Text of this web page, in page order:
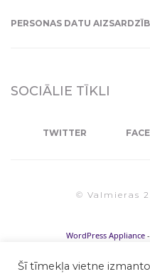
PERSONAS DATU
SOCIĀLIE TĪKLI
TWITTER
© Valmieras
Šī tīmekļa vietne
WordPress Appliance